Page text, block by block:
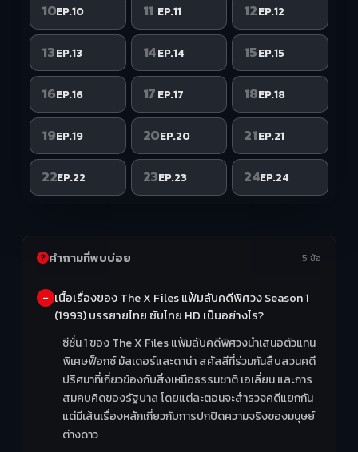
10EP.10 11 EP.11 12EP.12
13EP.13 14EP.14 15EP.15
16EP.16 17 EP.17 18EP.18
19EP.19 20EP.20 21EP.21
22EP.22 23EP.23 24EP.24
คำถามที่พบบ่อย 5 ข้อ
เนื้อเรื่องของ The X Files แฟ้มลับคดีพิศวง Season 1
(1993) บรรยายไทย ซับไทย HD เป็นอย่างไร?
ซีซั่น 1 ของ The X Files แฟ้มลับคดีพิศวงนำเสนอตัวแทน
พิเศษฟ็อกซ์ มัลเดอร์และดาน่า สคัลลีที่ร่วมกันสืบสวนคดี
ปริศนาที่เกี่ยวข้องกับสิ่งเหนือธรรมชาติ เอเลี่ยน และการ
สมคบคิดของรัฐบาล โดยแต่ละตอนจะสำรวจคดีแยกกัน
แต่มีเส้นเรื่องหลักเกี่ยวกับการปกปิดความจริงของมนุษย์
ต่างดาว